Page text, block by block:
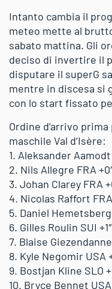
Intanto cambia il
meteo mette al
sabato mattina. Gli
deciso di invertire il
disputare il superG
mentre in discesa si
con lo start fissato
Ordine d’arrivo
maschile Val d’Isère:
1. Aleksander Aamodt
2. Nils Allegre FRA
3. Johan Clarey FRA
4. Nicolas Raffort FRA
5. Daniel
6. Gilles Roulin SUI
7. Blaise
8. Kyle Negomir USA
9. Bostjan Kline SLO
10. Bryce Bennet USA